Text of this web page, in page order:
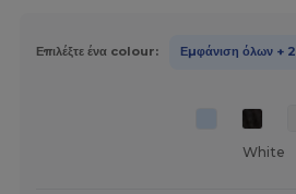
Επιλέξτε ένα colour: Εμφάνιση όλων + 2
White